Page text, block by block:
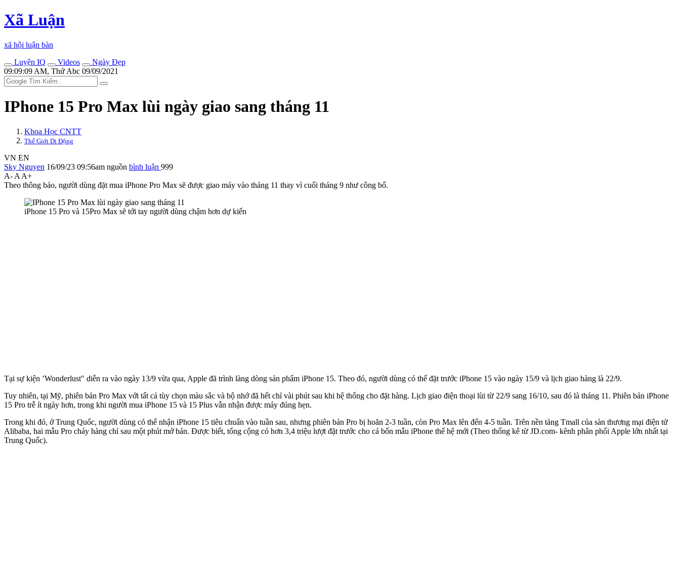
Xã Luận
xã hội luận bàn
Luyện IQ
Videos
Ngày Đẹp
09:09:09 AM, Thứ Abc 09/09/2021
IPhone 15 Pro Max lùi ngày giao sang tháng 11
Khoa Học CNTT
Thế Giới Di Động
VN EN
Sky Nguyen 16/09/23 09:56am nguồn bình luận 999
A- A A+
Theo thông báo, người dùng đặt mua iPhone Pro Max sẽ được giao máy vào tháng 11 thay vì cuối tháng 9 như công bố.
iPhone 15 Pro và 15Pro Max sẽ tới tay người dùng chậm hơn dự kiến
Tại sự kiện ’Wonderlust" diễn ra vào ngày 13/9 vừa qua, Apple đã trình làng dòng sản phẩm iPhone 15. Theo đó, người dùng có thể đặt trước iPhone 15 vào ngày 15/9 và lịch giao hàng là 22/9.
Tuy nhiên, tại Mỹ, phiên bản Pro Max với tất cả tùy chọn màu sắc và bộ nhớ đã hết chỉ vài phút sau khi hệ thống cho đặt hàng. Lịch giao điện thoại lùi từ 22/9 sang 16/10, sau đó là tháng 11. Phiên bản iPhone
15 Pro trễ ít ngày hơn, trong khi người mua iPhone 15 và 15 Plus vẫn nhận được máy đúng hẹn.
Trong khi đó, ở Trung Quốc, người dùng có thể nhận iPhone 15 tiêu chuẩn vào tuần sau, nhưng phiên bản Pro bị hoãn 2-3 tuần, còn Pro Max lên đến 4-5 tuần. Trên nền tảng Tmall của sàn thương mại điện tử
Alibaba, hai mẫu Pro cháy hàng chỉ sau một phút mở bán. Được biết, tổng cộng có hơn 3,4 triệu lượt đặt trước cho cả bốn mẫu iPhone thế hệ mới (Theo thống kê từ JD.com- kênh phân phối Apple lớn nhất tại
Trung Quốc).